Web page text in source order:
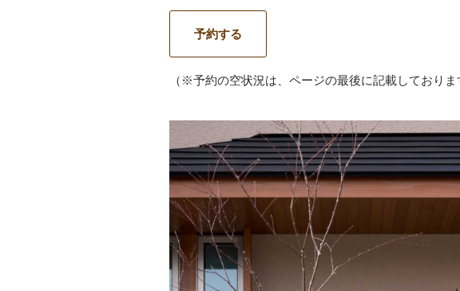
予約する
（※予約の空状況は、ページの最後に記載しておりま